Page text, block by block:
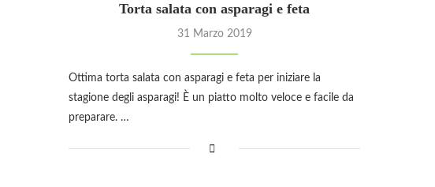
Torta salata con asparagi e feta
31 Marzo 2019
Ottima torta salata con asparagi e feta per iniziare la
stagione degli asparagi! È un piatto molto veloce e facile da
preparare. …